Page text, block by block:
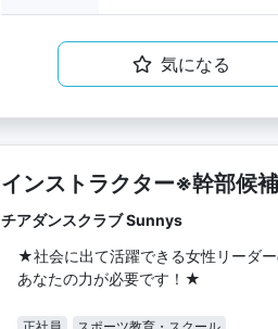
気になる
インストラクター※幹部候
チアダンスクラブ Sunnys
★社会に出て活躍できる女性リーダ
あなたの力が必要です！★